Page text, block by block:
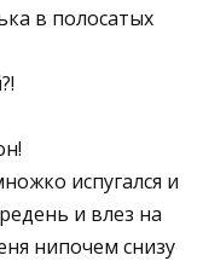
в полосатых
испугался и
и влез на
нипочем снизу